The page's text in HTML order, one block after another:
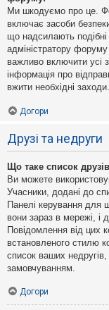
Ми шкодуємо про це.
включає засоби
що надсилають
адміністратору
важливо включити усі
інформація про
вжити необхідні заходи.
Догори
Друзі та недруги
Що таке список
Ви можете
Учасники, додані до
Панелі керування для
вони зараз в мережі, і
Повідомлення від цих
встановленого стилю
список ваших
замовчуванням.
Догори